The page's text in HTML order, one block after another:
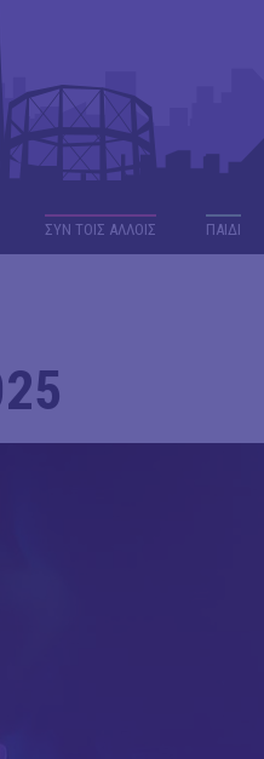
ΣΥΝ ΤΟΙΣ ΑΛΛΟΙΣ ΠΑΙΔΙ